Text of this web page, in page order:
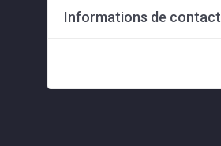
Informations de contact